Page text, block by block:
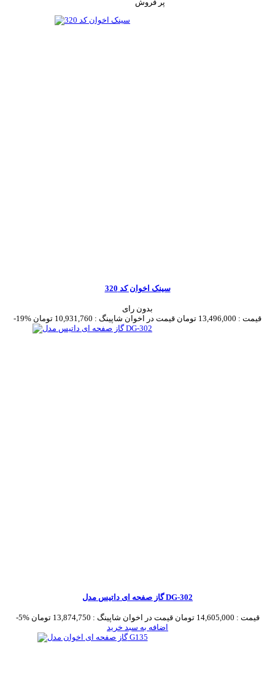
سینک اخوان کد 320
بدون رای
-19%
قیمت : 13,496,000 تومان قیمت در اخوان شاپینگ : 10,931,760 تومان
گاز صفحه ای داتیس مدل DG-302
-5% قیمت : 14,605,000 تومان قیمت در اخوان شاپینگ : 13,874,750 تومان
اضافه به سبد خرید